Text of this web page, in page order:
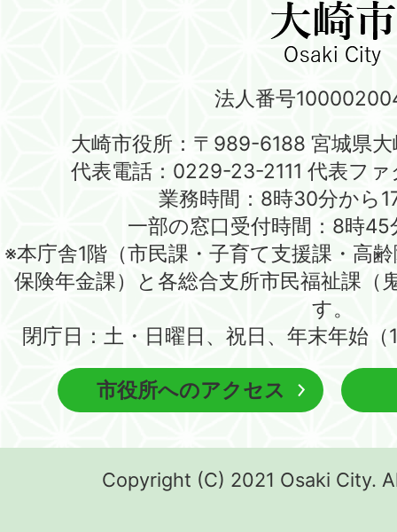
法人番号
大崎市役所：〒989-6188 宮城県大
代表電話：0229-23-2111 代表フ
業務時間：8時30分から
一部の窓口受付時間：8時
※本庁舎1階（市民課・子育て支援課・高
保険年金課）と各総合支所市民福祉課（
す。
閉庁日：土・日曜日、祝日、年末年始
市役所へのアクセス
Copyright (C) 2021 Osaki City.